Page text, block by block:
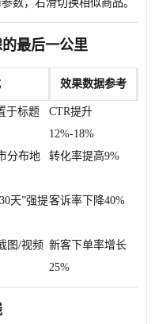
数，右滑切换相似商品。
最后一公里
效果数据参考
于标题
CTR提升
12%-18%
分布地
转化率提高9%
天”强提客诉率下降40%
图/视频 新客下单率增长
25%